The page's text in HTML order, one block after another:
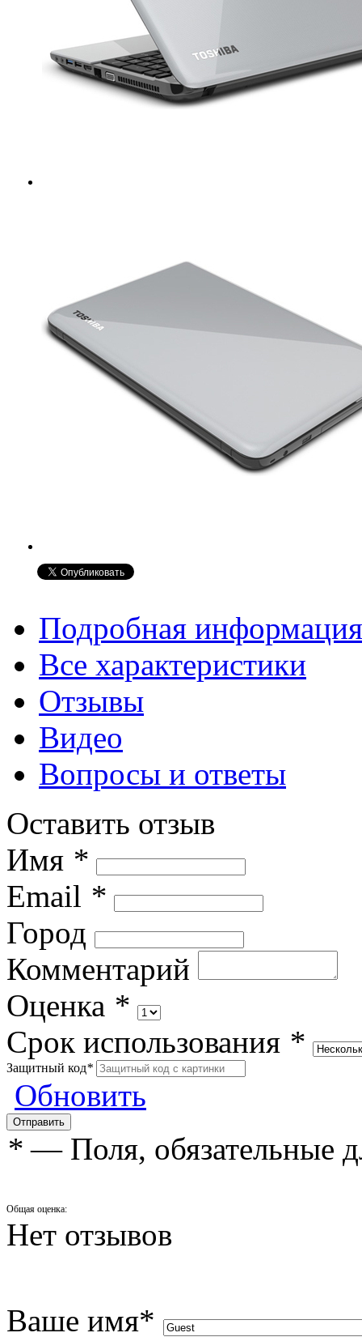
Подробная информация
Все характеристики
Отзывы
Видео
Вопросы и ответы
Оставить отзыв
Имя *
Email *
Город
Комментарий
Оценка *
Срок использования *
Защитный код*
Обновить
* — Поля, обязательные
Общая оценка:
Нет отзывов
Ваше имя*